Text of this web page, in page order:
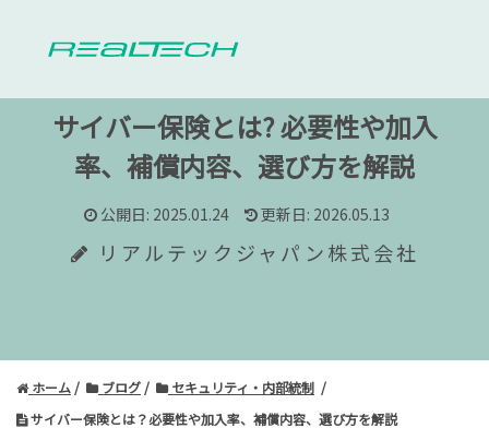
サイバー保険とは?必要性や加入
率、補償内容、選び方を解説
公開日: 2025.01.24 更新日: 2026.05.13
リアルテックジャパン株式会社
ホーム ブログ
セキュリティ・内部統制
サイバー保険とは？必要性や加入率、補償内容、選び方を解説